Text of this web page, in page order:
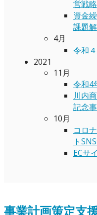
営戦
資金
課題
4月
令和
2021
11月
令和4
川内
記念
10月
コロ
ト
ECサ
事業計画策定支